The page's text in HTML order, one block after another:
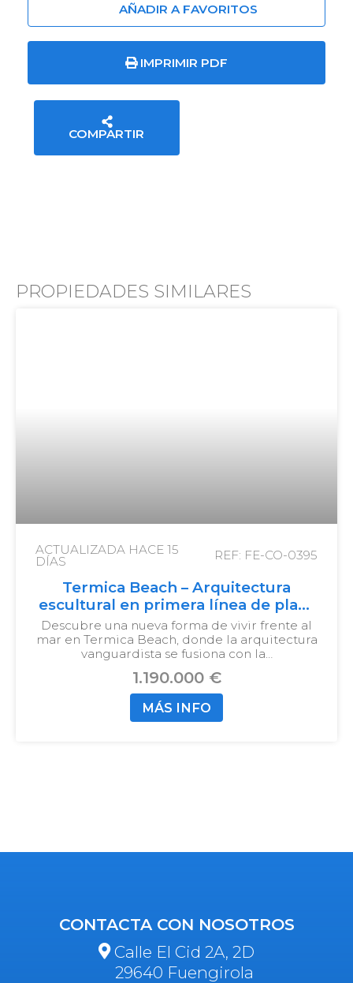
AÑADIR A FAVORITOS
IMPRIMIR PDF
COMPARTIR
PROPIEDADES SIMILARES
ACTUALIZADA HACE 15
DÍAS REF: FE-CO-0395
Termica Beach – Arquitectura
escultural en primera línea de playa
en Málaga
Descubre una nueva forma de vivir frente al
mar en Termica Beach, donde la arquitectura
vanguardista se fusiona con la…
1.190.000 €
MÁS INFO
CONTACTA CON NOSOTROS
Calle El Cid 2A, 2D
29640 Fuengirola